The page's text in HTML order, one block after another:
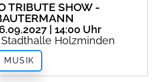
TRIBUTE SHOW -
| 14:00 Uhr
Holzminden
MUSIK